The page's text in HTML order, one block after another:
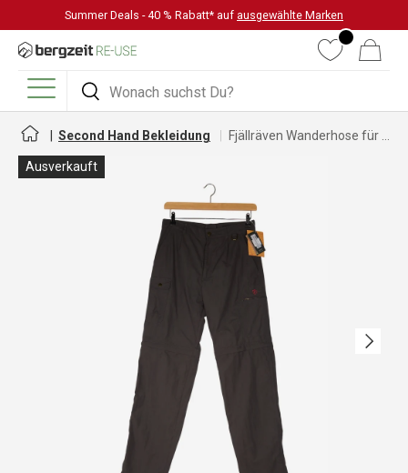
DIREKT ZUM INHALT
Summer Deals - 40 % Rabatt* auf ausgewählte Marken
Suchen
Suchen
WunschlisteWarenkorb
Menü
Second Hand Bekleidung
Ausverkauft
Nächste